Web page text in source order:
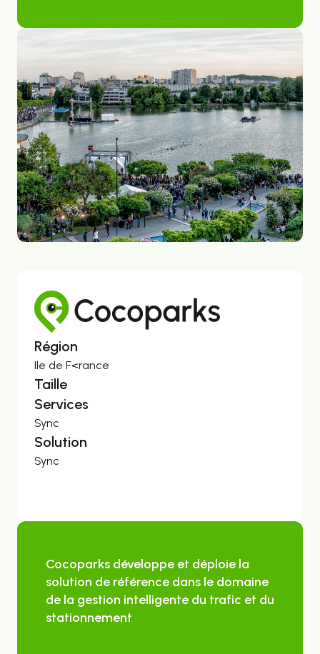
Région
Ile de F<rance
Taille
Services
Sync
Solution
Sync
Cocoparks développe et déploie la
solution de référence dans le domaine
de la gestion intelligente du trafic et du
stationnement